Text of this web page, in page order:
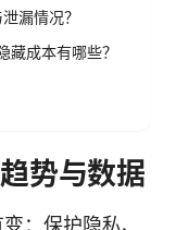
漏情况？
藏成本有哪些？
势与数据
：保护隐私、